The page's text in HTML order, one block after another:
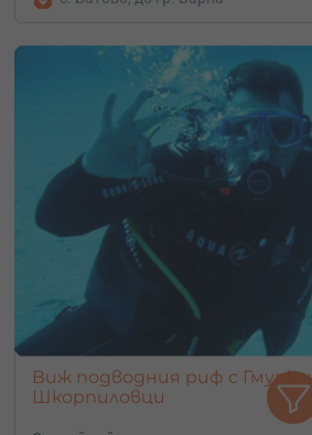
Виж подводния риф с
Шкорпиловци